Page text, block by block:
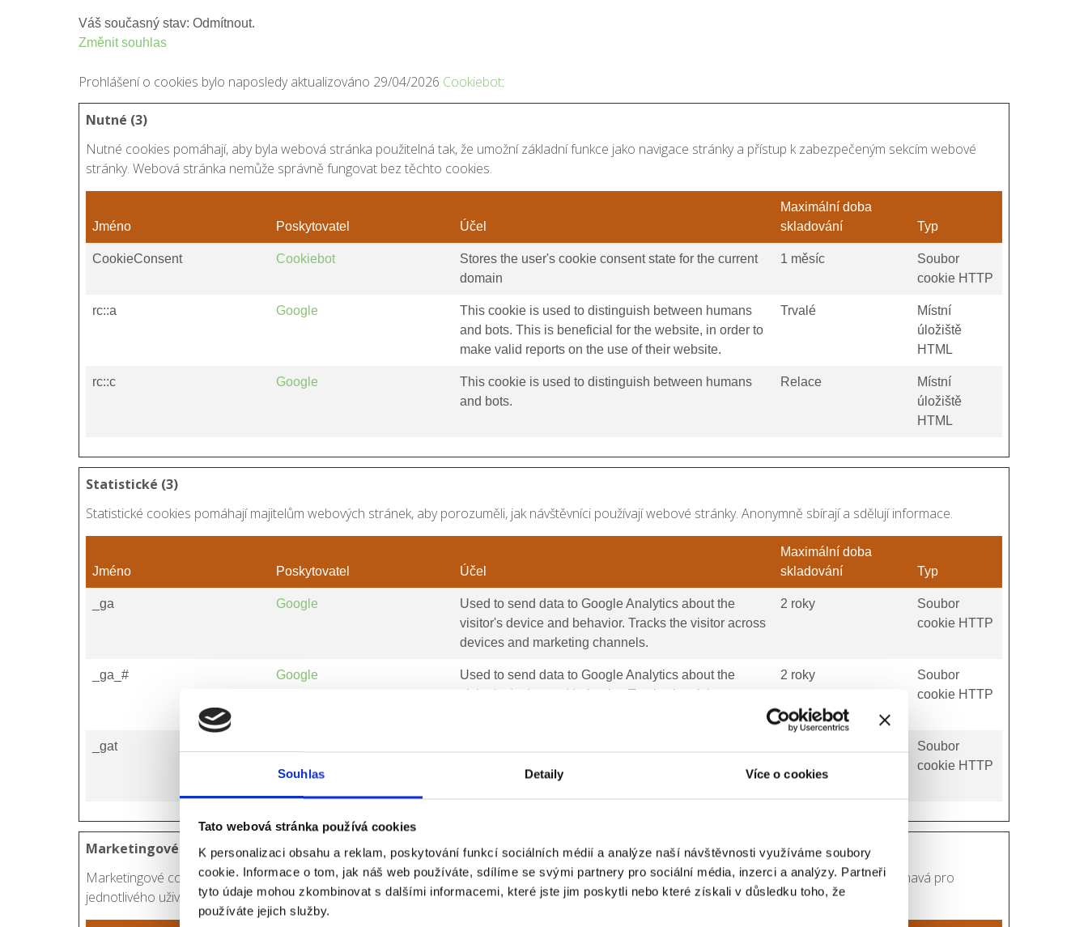
Souhlas Detaily Více o cookies
Tato webová stránka používá cookies
K personalizaci obsahu a reklam, poskytování funkcí sociálních médií a analýze naší návštěvnosti využíváme soubory
cookie. Informace o tom, jak náš web používáte, sdílíme se svými partnery pro sociální média, inzerci a analýzy. Partneři
tyto údaje mohou zkombinovat s dalšími informacemi, které jste jim poskytli nebo které získali v důsledku toho, že
používáte jejich služby.
Váš současný stav: Odmítnout.
Změnit souhlas
Prohlášení o cookies bylo naposledy aktualizováno 29/04/2026 Cookiebot:
Nutné (3)
Nutné cookies pomáhají, aby byla webová stránka použitelná tak, že umožní základní funkce jako navigace stránky a přístup k zabezpečeným sekcím webové
stránky. Webová stránka nemůže správně fungovat bez těchto cookies.
Jméno Poskytovatel Účel
Maximální doba
skladování
Typ
CookieConsent Cookiebot
Stores the user's cookie consent state for the current
domain
1 měsíc
Soubor
cookie HTTP
rc::a Google
This cookie is used to distinguish between humans
and bots. This is beneficial for the website, in order to
make valid reports on the use of their website.
Trvalé
Místní
úložiště
HTML
rc::c Google
This cookie is used to distinguish between humans
and bots.
Relace
Místní
úložiště
HTML
Statistické (3)
Statistické cookies pomáhají majitelům webových stránek, aby porozuměli, jak návštěvníci používají webové stránky. Anonymně sbírají a sdělují informace.
Jméno Poskytovatel Účel
Maximální doba
skladování
Typ
_ga Google
Used to send data to Google Analytics about the
visitor's device and behavior. Tracks the visitor across
devices and marketing channels.
2 roky
Soubor
cookie HTTP
_ga_# Google
Used to send data to Google Analytics about the
visitor's device and behavior. Tracks the visitor across
2 roky
Soubor
cookie HTTP
_gat
visitor's device and behavior. Tracks the visitor across
devices and marketing channels.
Soubor
cookie HTTP
Marketingové (15)
Marketingové cookies jsou používány pro sledování návštěvníků na webových stránkách. Záměrem je zobrazit reklamu, která je relevantní a zajímavá pro
jednotlivého uživatele a tímto hodnotnější pro vydavatele a inzerenty třetích stran.